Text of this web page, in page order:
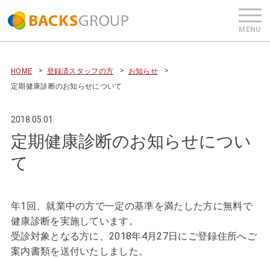
HOME 登録済スタッフの方
お知らせ
定期健康診断のお知らせについて
2018.05.01
定期健康診断のお知らせについ
て
年1回、就業中の方で一定の基準を満たした方に無料で
健康診断を実施しています。
受診対象となる方に、2018年4月27日にご登録住所へご
案内書類を送付いたしました。